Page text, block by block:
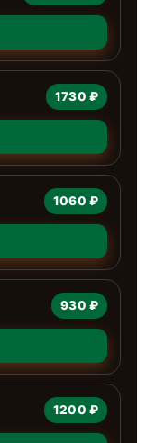
1730 ₽
1060 ₽
930 ₽
1200 ₽